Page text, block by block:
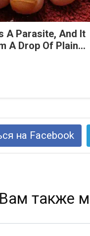
A Parasite, And It
A Drop Of Plain...
на Facebook
Вам также